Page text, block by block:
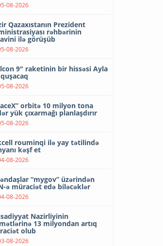
08-2026
Qazaxıstanın Prezident
rəhbərinin
ilə görüşüb
08-2026
9" raketinin bir hissəsi Ayla
08-2026
orbitə 10 milyon tona
yük çıxarmağı planlaşdırır
08-2026
rouminqi ilə yay tətilində
kəşf et
08-2026
“mygov” üzərindən
ə müraciət edə biləcəklər
08-2026
Nazirliyinin
13 milyondan artıq
olub
08-2026